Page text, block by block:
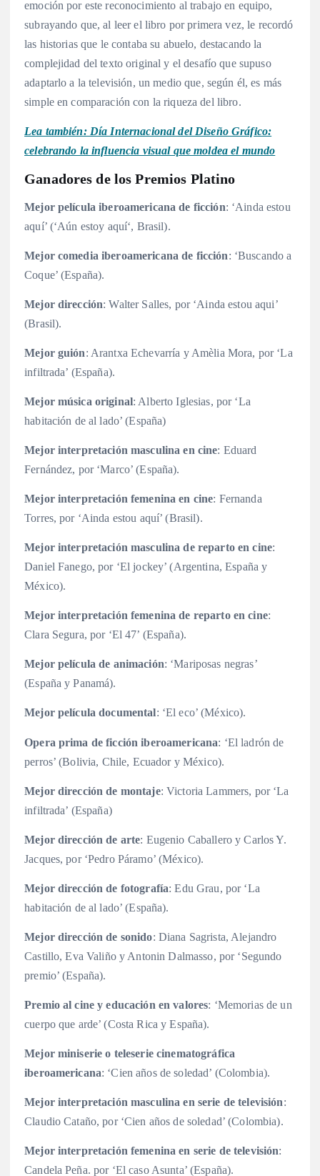
emoción por este reconocimiento al trabajo en equipo,
subrayando que, al leer el libro por primera vez, le recordó
las historias que le contaba su abuelo, destacando la
complejidad del texto original y el desafío que supuso
adaptarlo a la televisión, un medio que, según él, es más
simple en comparación con la riqueza del libro.
Lea también: Día Internacional del Diseño Gráfico:
celebrando la influencia visual que moldea el mundo
Ganadores de los Premios Platino
Mejor película iberoamericana de ficción: ‘Ainda estou
aquí’ (‘Aún estoy aquí‘, Brasil).
Mejor comedia iberoamericana de ficción: ‘Buscando a
Coque’ (España).
Mejor dirección: Walter Salles, por ‘Ainda estou aqui’
(Brasil).
Mejor guión: Arantxa Echevarría y Amèlia Mora, por ‘La
infiltrada’ (España).
Mejor música original: Alberto Iglesias, por ‘La
habitación de al lado’ (España)
Mejor interpretación masculina en cine: Eduard
Fernández, por ‘Marco’ (España).
Mejor interpretación femenina en cine: Fernanda
Torres, por ‘Ainda estou aquí’ (Brasil).
Mejor interpretación masculina de reparto en cine:
Daniel Fanego, por ‘El jockey’ (Argentina, España y
México).
Mejor interpretación femenina de reparto en cine:
Clara Segura, por ‘El 47’ (España).
Mejor película de animación: ‘Mariposas negras’
(España y Panamá).
Mejor película documental: ‘El eco’ (México).
Opera prima de ficción iberoamericana: ‘El ladrón de
perros’ (Bolivia, Chile, Ecuador y México).
Mejor dirección de montaje: Victoria Lammers, por ‘La
infiltrada’ (España)
Mejor dirección de arte: Eugenio Caballero y Carlos Y.
Jacques, por ‘Pedro Páramo’ (México).
Mejor dirección de fotografía: Edu Grau, por ‘La
habitación de al lado’ (España).
Mejor dirección de sonido: Diana Sagrista, Alejandro
Castillo, Eva Valiño y Antonin Dalmasso, por ‘Segundo
premio’ (España).
Premio al cine y educación en valores: ‘Memorias de un
cuerpo que arde’ (Costa Rica y España).
Mejor miniserie o teleserie cinematográfica
iberoamericana: ‘Cien años de soledad’ (Colombia).
Mejor interpretación masculina en serie de televisión:
Claudio Cataño, por ‘Cien años de soledad’ (Colombia).
Mejor interpretación femenina en serie de televisión:
Candela Peña. por ‘El caso Asunta’ (España).